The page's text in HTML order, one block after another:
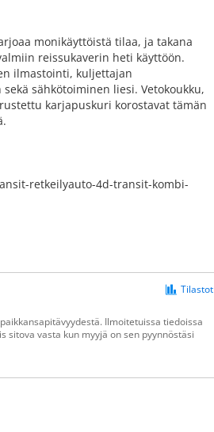
monikäyttöistä tilaa, ja takana
reissukaverin heti käyttöön.
ilmastointi, kuljettajan
sähkötoiminen liesi. Vetokoukku,
karjapuskuri korostavat tämän
retkeilyauto-4d-transit-kombi-
Tilastot
Ilmoitetuissa tiedoissa
vasta kun myyjä on sen pyynnöstäsi